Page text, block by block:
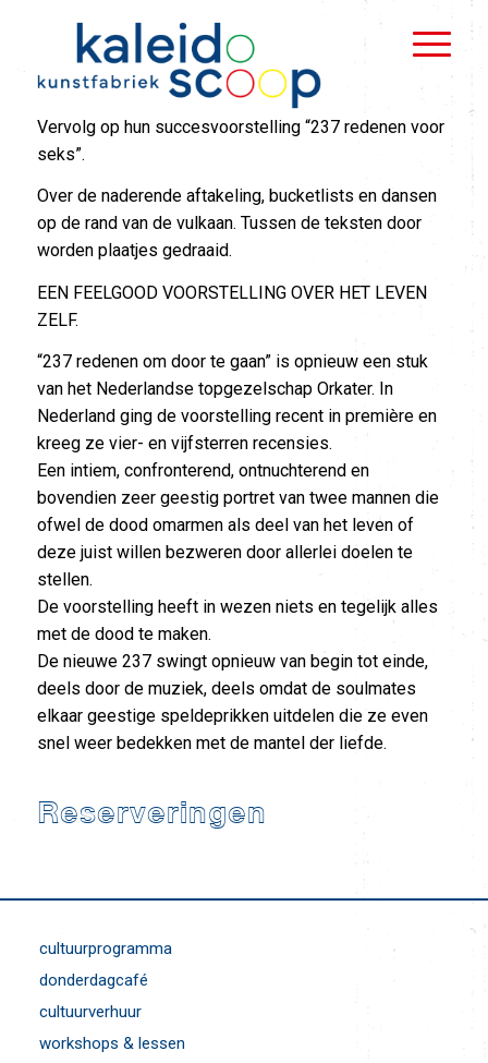
Vervolg op hun succesvoorstelling “237 redenen voor
seks”.
Over de naderende aftakeling, bucketlists en dansen
op de rand van de vulkaan. Tussen de teksten door
worden plaatjes gedraaid.
EEN FEELGOOD VOORSTELLING OVER HET LEVEN
ZELF.
“237 redenen om door te gaan” is opnieuw een stuk
van het Nederlandse topgezelschap Orkater. In
Nederland ging de voorstelling recent in première en
kreeg ze vier- en vijfsterren recensies.
Een intiem, confronterend, ontnuchterend en
bovendien zeer geestig portret van twee mannen die
ofwel de dood omarmen als deel van het leven of
deze juist willen bezweren door allerlei doelen te
stellen.
De voorstelling heeft in wezen niets en tegelijk alles
met de dood te maken.
De nieuwe 237 swingt opnieuw van begin tot einde,
deels door de muziek, deels omdat de soulmates
elkaar geestige speldeprikken uitdelen die ze even
snel weer bedekken met de mantel der liefde.
Reserveringen
cultuurprogramma
donderdagcafé
cultuurverhuur
workshops & lessen